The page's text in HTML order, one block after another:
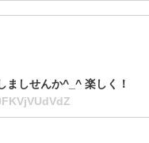
ましせんか^_^ 楽しく！